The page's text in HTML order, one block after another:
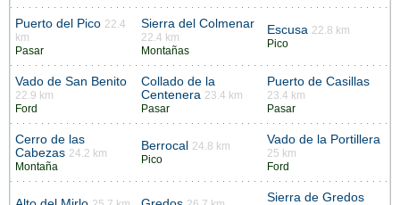
Puerto del Pico 22.4
km
Pasar
Sierra del Colmenar
22.4 km
Montañas
Escusa 22.8 km
Pico
Vado de San Benito
22.9 km
Ford
Collado de la
Centenera 23.4 km
Pasar
Puerto de Casillas
23.4 km
Pasar
Cerro de las
Cabezas 24.2 km
Montaña
Berrocal
24.8 km
Pico
Vado de la Portillera
25 km
Ford
Sierra de Gredos